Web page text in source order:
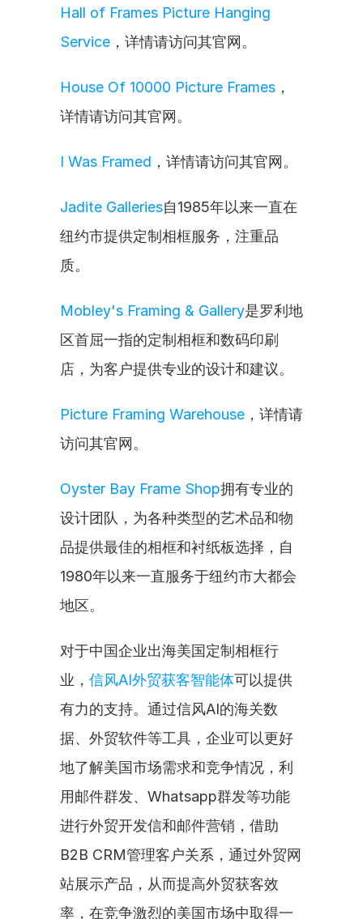
Hall of Frames Picture Hanging
Service ，详情请访问其官网。
House Of 10000 Picture Frames ，
详情请访问其官网。
I Was Framed ，详情请访问其官网。
Jadite Galleries自1985年以来一直在
纽约市提供定制相框服务，注重品
质。
Mobley's Framing & Gallery是罗利地
区首屈一指的定制相框和数码印刷
店，为客户提供专业的设计和建议。
Picture Framing Warehouse ，详情请
访问其官网。
Oyster Bay Frame Shop拥有专业的
设计团队，为各种类型的艺术品和物
品提供最佳的相框和衬纸板选择，自
1980年以来一直服务于纽约市大都会
地区。
对于中国企业出海美国定制相框行
业， 信风AI外贸获客智能体可以提供
有力的支持。通过信风AI的海关数
据、外贸软件等工具，企业可以更好
地了解美国市场需求和竞争情况，利
用邮件群发、Whatsapp群发等功能
进行外贸开发信和邮件营销，借助
B2B CRM管理客户关系，通过外贸网
站展示产品，从而提高外贸获客效
率，在竞争激烈的美国市场中取得一